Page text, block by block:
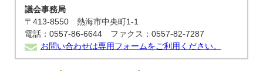
議会事務局
〒413-8550 熱海市中央町1-1
電話：0557-86-6644 ファクス：0557-82-7287
お問い合わせは専用フォームをご利用ください。